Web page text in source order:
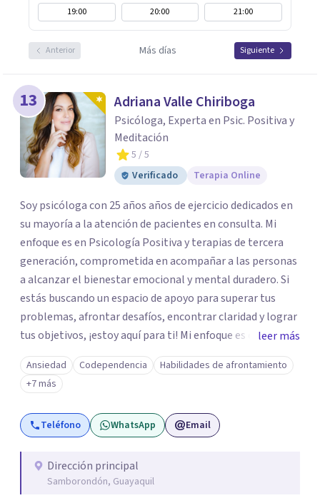
19:00
20:00 21:00
Anterior Más días Siguiente
13 Adriana Valle Chiriboga
Psicóloga, Experta en Psic. Positiva y
Meditación
5 / 5
Verificado
Terapia Online
Soy psicóloga con 25 años años de ejercicio dedicados en
su mayoría a la atención de pacientes en consulta. Mi
enfoque es en Psicología Positiva y terapias de tercera
generación, comprometida en acompañar a las personas
a alcanzar el bienestar emocional y mental duradero. Si
estás buscando un espacio de apoyo para superar tus
problemas, afrontar desafíos, encontrar claridad y lograr
tus objetivos, ¡estoy aquí para ti! Mi enfoque es empático
y colaborativo, trabajando juntos para construir un
camino hacia una vida más significativa, plena y
equilibrada.
leer más
Ansiedad Codependencia
Habilidades de afrontamiento
+7 más
Teléfono WhatsApp Email
Dirección principal
Samborondón, Guayaquil